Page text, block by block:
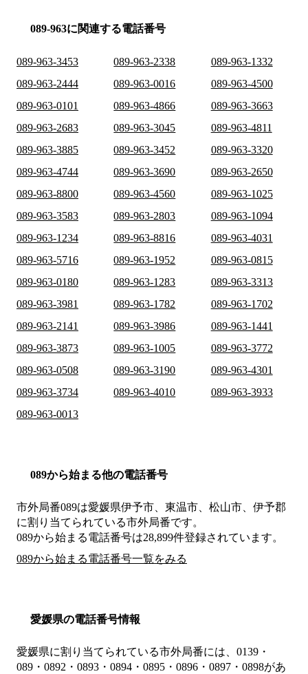
089-963に関連する電話番号
089-963-3453 089-963-2338
089-963-1332
089-963-2444
089-963-0016
089-963-4500
089-963-0101
089-963-4866
089-963-3663
089-963-2683
089-963-3045
089-963-4811
089-963-3885
089-963-3452
089-963-3320
089-963-4744
089-963-3690
089-963-2650
089-963-8800
089-963-4560
089-963-1025
089-963-3583
089-963-2803
089-963-1094
089-963-1234
089-963-8816
089-963-4031
089-963-5716
089-963-1952
089-963-0815
089-963-0180
089-963-1283
089-963-3313
089-963-3981
089-963-1782
089-963-1702
089-963-2141
089-963-3986
089-963-1441
089-963-3873
089-963-1005
089-963-3772
089-963-0508
089-963-3190
089-963-4301
089-963-3734
089-963-4010
089-963-3933
089-963-0013
089から始まる他の電話番号
市外局番089は愛媛県伊予市、東温市、松山市、伊予郡
に割り当てられている市外局番です。
089から始まる電話番号は28,899件登録されています。
089から始まる電話番号一覧をみる
愛媛県の電話番号情報
愛媛県に割り当てられている市外局番には、0139・
089・0892・0893・0894・0895・0896・0897・0898があ